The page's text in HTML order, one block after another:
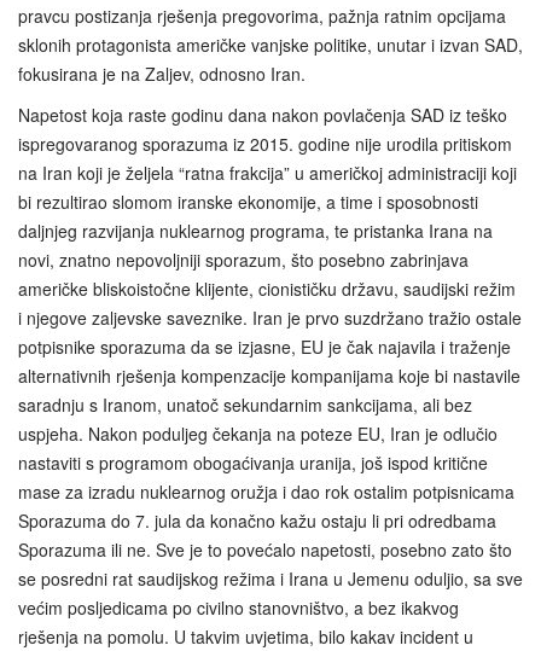
pravcu postizanja rješenja pregovorima, pažnja ratnim opcijama
sklonih protagonista američke vanjske politike, unutar i izvan SAD,
fokusirana je na Zaljev, odnosno Iran.
Napetost koja raste godinu dana nakon povlačenja SAD iz teško
ispregovaranog sporazuma iz 2015. godine nije urodila pritiskom
na Iran koji je željela “ratna frakcija” u američkoj administraciji koji
bi rezultirao slomom iranske ekonomije, a time i sposobnosti
daljnjeg razvijanja nuklearnog programa, te pristanka Irana na
novi, znatno nepovoljniji sporazum, što posebno zabrinjava
američke bliskoistočne klijente, cionističku državu, saudijski režim
i njegove zaljevske saveznike. Iran je prvo suzdržano tražio ostale
potpisnike sporazuma da se izjasne, EU je čak najavila i traženje
alternativnih rješenja kompenzacije kompanijama koje bi nastavile
saradnju s Iranom, unatoč sekundarnim sankcijama, ali bez
uspjeha. Nakon poduljeg čekanja na poteze EU, Iran je odlučio
nastaviti s programom obogaćivanja uranija, još ispod kritične
mase za izradu nuklearnog oružja i dao rok ostalim potpisnicama
Sporazuma do 7. jula da konačno kažu ostaju li pri odredbama
Sporazuma ili ne. Sve je to povećalo napetosti, posebno zato što
se posredni rat saudijskog režima i Irana u Jemenu oduljio, sa sve
većim posljedicama po civilno stanovništvo, a bez ikakvog
rješenja na pomolu. U takvim uvjetima, bilo kakav incident u